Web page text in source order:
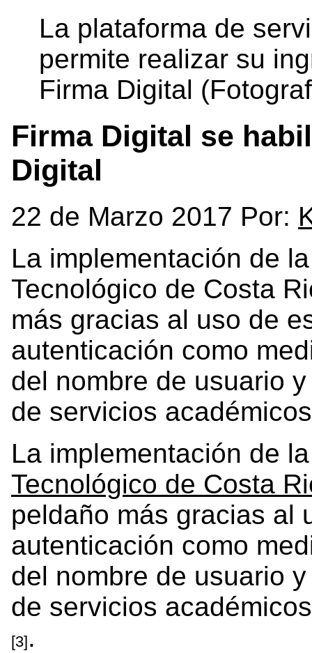
La plataforma de
permite realizar su
Firma Digital
Firma Digital se
Digital
22 de Marzo 2017 Por:
La implementación de
Tecnológico de Costa
más gracias al uso de
autenticación como
del nombre de usuario
de servicios
La implementación de
Tecnológico de Costa
peldaño más gracias al
autenticación como
del nombre de usuario
de servicios
[3].